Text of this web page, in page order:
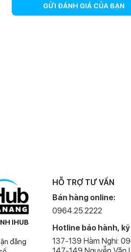
còn có tính năng thực hiện và nhận
bằng Apple Watch.
lớn, hệ thống tản nhiệt thông
GỬI ĐÁNH GIÁ CỦA BẠN
IHUB
đăng
HỖ TRỢ TƯ VẤN
Bán hàng online:
0964.25.2222
Hotline bảo hành,
137-139 Hàm Nghi: